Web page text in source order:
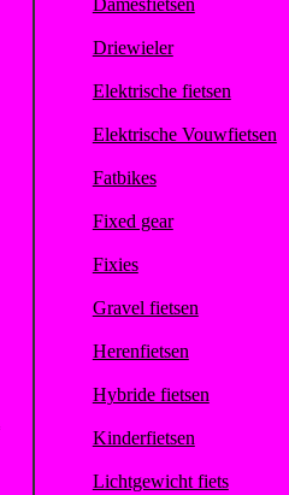
Driewieler
Elektrische fietsen
Elektrische Vouwfietsen
Fatbikes
Fixed gear
Fixies
Gravel fietsen
Herenfietsen
Hybride fietsen
Kinderfietsen
Lichtgewicht fiets